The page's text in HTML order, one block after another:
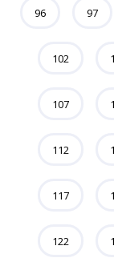
96 97
102
107
112
117
122